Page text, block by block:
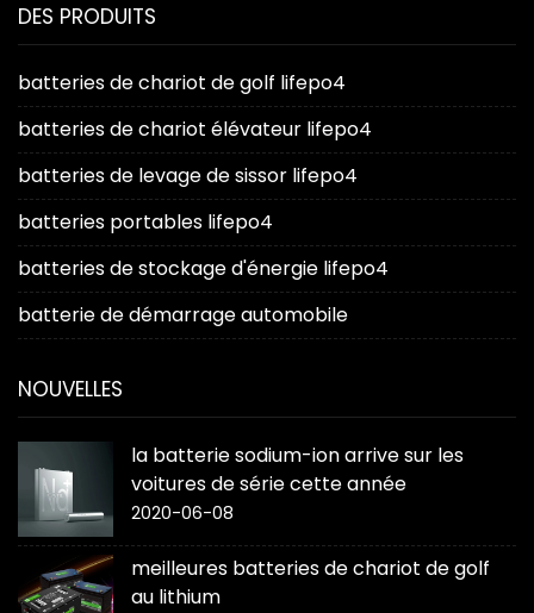
DES PRODUITS
batteries de chariot de golf lifepo4
batteries de chariot élévateur lifepo4
batteries de levage de sissor lifepo4
batteries portables lifepo4
batteries de stockage d'énergie lifepo4
batterie de démarrage automobile
NOUVELLES
la batterie sodium-ion arrive sur les
voitures de série cette année
2020-06-08
meilleures batteries de chariot de golf
au lithium